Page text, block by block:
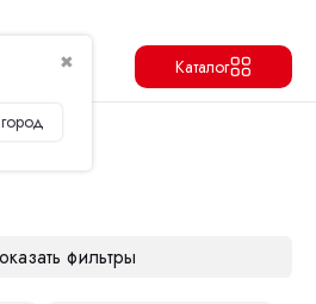
✖ Каталог
Взрослые
фильтры